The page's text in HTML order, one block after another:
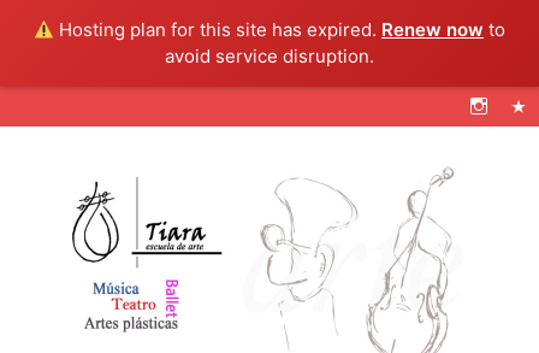
Hosting plan for this site has expired. Renew now to
avoid service disruption.